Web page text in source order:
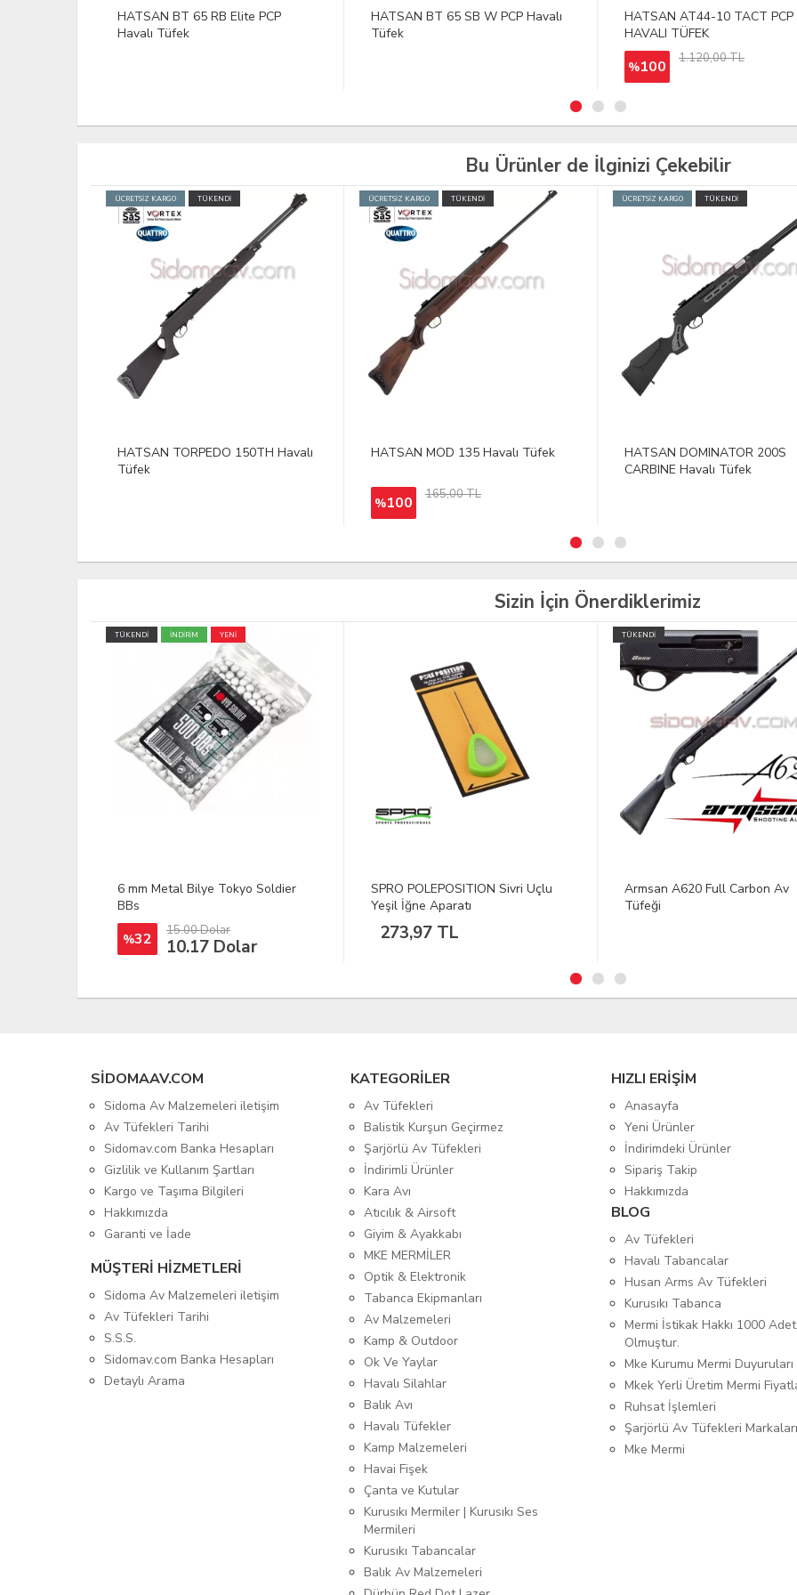
HATSAN BT 65 SB W PCP Havalı
Tüfek
HATSAN AT44-10 TACT PCP
HAVALI TÜFEK
HATSAN GALATIAN Carbine
Havalı Tüfek
Bu Ürünler de İlginizi Çekebilir
ÜCRETSİZ KARGO TÜKENDİ
HATSAN MOD 135 Havalı Tüfek
ÜCRETSİZ KARGO TÜKENDİ
HATSAN DOMINATOR 200S
ÜCRETSİZ KARGO TÜKENDİ
HATSAN TORPEDO 105X
Havalı Tüfek
Sizin İçin Önerdiklerimiz
SPRO POLEPOSITION Sivri Uçlu
Yeşil İğne Aparatı
273,97 TL
Armsan A620 Full Carbon Av
Tüfeği
TÜKENDİ
SPRO Necton LCS 550 Alü. Olta
Makinesi
SIDOMAAV.COM
Sidoma Av Malzemeleri iletişim
Av Tüfekleri Tarihi
Sidomav.com Banka Hesapları
Gizlilik ve Kullanım Şartları
Kargo ve Taşıma Bilgileri
Hakkımızda
Garanti ve İade
MÜŞTERİ HİZMETLERİ
Sidoma Av Malzemeleri iletişim
Av Tüfekleri Tarihi
S.S.S.
Sidomav.com Banka Hesapları
Detaylı Arama
KATEGORİLER
Av Tüfekleri
Balistik Kurşun Geçirmez
Şarjörlü Av Tüfekleri
İndirimli Ürünler
Kara Avı
Atıcılık & Airsoft
Giyim & Ayakkabı
MKE MERMİLER
Optik & Elektronik
Tabanca Ekipmanları
Av Malzemeleri
Kamp & Outdoor
Ok Ve Yaylar
Havalı Silahlar
Balık Avı
Havalı Tüfekler
Kamp Malzemeleri
Havai Fişek
Çanta ve Kutular
Kurusıkı Mermiler | Kurusıkı Ses
Mermileri
Kurusıkı Tabancalar
Balık Av Malzemeleri
HIZLI ERİŞİM
Anasayfa
Yeni Ürünler
İndirimdeki Ürünler
Sipariş Takip
Hakkımızda
BLOG
Av Tüfekleri
Havalı Tabancalar
Husan Arms Av Tüfekleri
Kurusıkı Tabanca
Mermi İstikak Hakkı 1000 Adet
Olmuştur.
Mke Kurumu Mermi
Mkek Yerli Üretim Mermi
Ruhsat İşlemleri
Şarjörlü Av Tüfekleri Markaları
Mke Mermi